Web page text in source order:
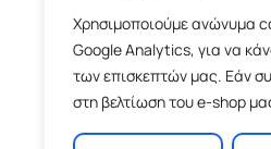
Χρησιμοποιούμε ανώνυμα
Google Analytics, για να
των επισκεπτών μας. Εάν
στη βελτίωση του e-shop